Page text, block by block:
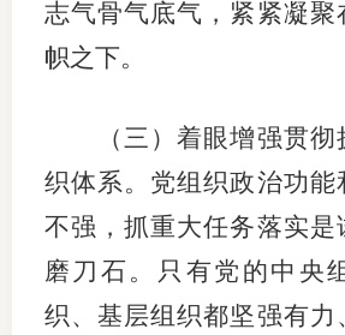
志气骨气底气，紧紧凝聚
帜之下。
（三）着眼增强贯彻
织体系。党组织政治功能
不强，抓重大任务落实是
磨刀石。只有党的中央
织、基层组织都坚强有力